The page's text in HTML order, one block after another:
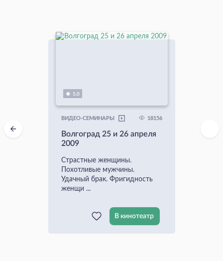
5.0
ВИДЕО-СЕМИНАРЫ 18156
Волгоград 25 и 26 апреля
2009
Страстные женщины.
Похотливые мужчины.
Удачный брак. Фригидность
женщи ...
В кинотеатр